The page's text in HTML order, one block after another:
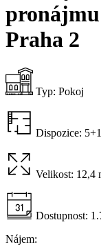
pronájmu
Praha 2
Typ: Pokoj
Dispozice: 5+1
Velikost: 12,4
Dostupnost:
Nájem: